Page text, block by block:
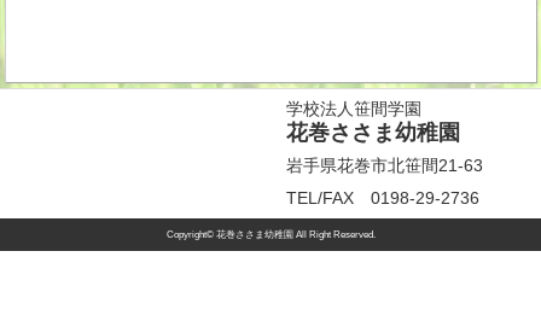
学校法人笹間学園
花巻ささま幼稚園
岩手県花巻市北笹間21-63
TEL/FAX 0198-29-2736
Copyright© 花巻ささま幼稚園 All Right Reserved.